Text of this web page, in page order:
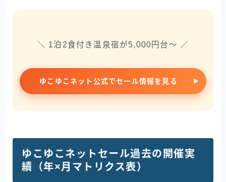
＼ 1泊2食付き温泉宿が5,000円台〜 ／
ゆこゆこネット公式でセール情報を見る
ゆこゆこネットセール過去の開催実
績（年×月マトリクス表）